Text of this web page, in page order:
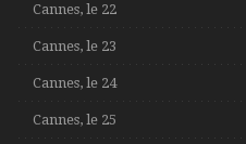
Cannes, le 22
Cannes, le 23
Cannes, le 24
Cannes, le 25